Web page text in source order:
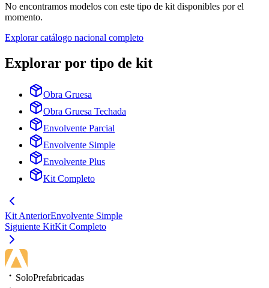
No encontramos modelos con este tipo de kit disponibles por el
momento.
Explorar catálogo nacional completo
Explorar por tipo de kit
Obra Gruesa
Obra Gruesa Techada
Envolvente Parcial
Envolvente Simple
Envolvente Plus
Kit Completo
Kit AnteriorEnvolvente Simple
Siguiente KitKit Completo
SoloPrefabricadas